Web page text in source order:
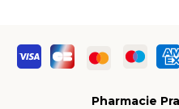
Pharmacie